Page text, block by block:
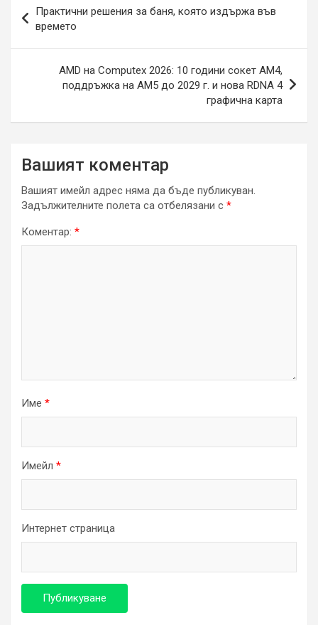
Практични решения за баня, която издържа във
времето
AMD на Computex 2026: 10 години сокет AM4,
поддръжка на AM5 до 2029 г. и нова RDNA 4
графична карта
Вашият коментар
Вашият имейл адрес няма да бъде публикуван.
Задължителните полета са отбелязани с *
Коментар: *
Име *
Имейл *
Интернет страница